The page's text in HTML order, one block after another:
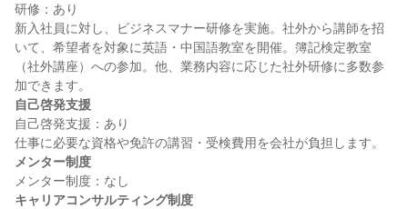
研修：あり
新入社員に対し、ビジネスマナー研修を実施。社外から講師を招
いて、希望者を対象に英語・中国語教室を開催。簿記検定教室
（社外講座）への参加。他、業務内容に応じた社外研修に多数参
自己啓発支援
自己啓発支援：あり
メンター制度
キャリアコンサルティング制度